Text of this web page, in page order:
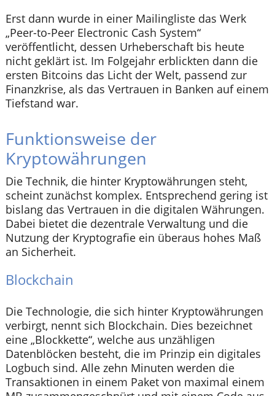
Erst dann wurde in einer Mailingliste das Werk
„Peer-to-Peer Electronic Cash System“
veröffentlicht, dessen Urheberschaft bis heute
nicht geklärt ist. Im Folgejahr erblickten dann die
ersten Bitcoins das Licht der Welt, passend zur
Finanzkrise, als das Vertrauen in Banken auf einem
Tiefstand war.
Funktionsweise der
Kryptowährungen
Die Technik, die hinter Kryptowährungen steht,
scheint zunächst komplex. Entsprechend gering ist
bislang das Vertrauen in die digitalen Währungen.
Dabei bietet die dezentrale Verwaltung und die
Nutzung der Kryptografie ein überaus hohes Maß
an Sicherheit.
Blockchain
Die Technologie, die sich hinter Kryptowährungen
verbirgt, nennt sich Blockchain. Dies bezeichnet
eine „Blockkette“, welche aus unzähligen
Datenblöcken besteht, die im Prinzip ein digitales
Logbuch sind. Alle zehn Minuten werden die
Transaktionen in einem Paket von maximal einem